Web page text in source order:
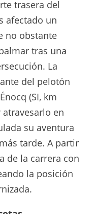
trasera del
afectado un
no obstante
tras una
La
del pelotón
(SI, km
atravesarlo en
su aventura
tarde. A partir
de la carrera con
la posición